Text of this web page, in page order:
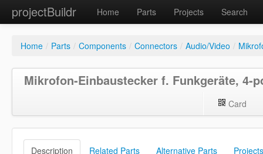
projectBuildr Home Parts Projects Search
Home / Parts / Components / Connectors / Audio/Video /
Mikrofon-Einbaustecker f. Funkgeräte, 4-
Card
Description Related Parts Alternative Parts Projects